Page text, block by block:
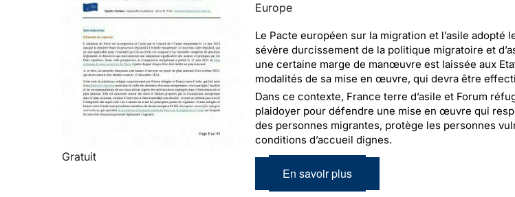
Gratuit
Europe
Le Pacte européen sur la migration et l’asile adopté
sévère durcissement de la politique migratoire et
une certaine marge de manœuvre est laissée aux
modalités de sa mise en œuvre, qui devra être
Dans ce contexte, France terre d’asile et Forum
plaidoyer pour défendre une mise en œuvre qui
des personnes migrantes, protège les personnes
conditions d’accueil dignes.
En savoir plus